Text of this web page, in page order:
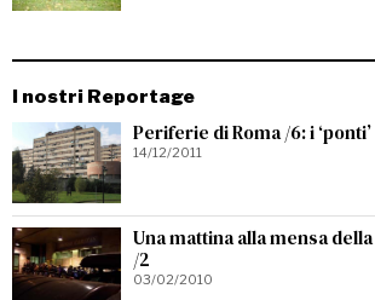
I nostri Reportage
Periferie di Roma /6: i
14/12/2011
Una mattina alla mensa
/2
03/02/2010